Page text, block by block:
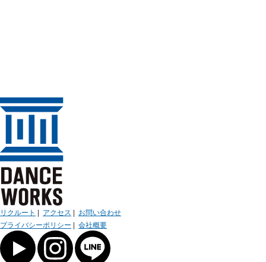
リクルート | アクセス | お問い合わせ
プライバシーポリシー | 会社概要